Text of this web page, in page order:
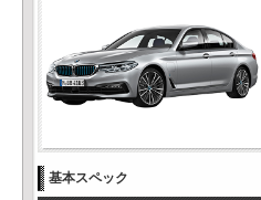
基本スペック